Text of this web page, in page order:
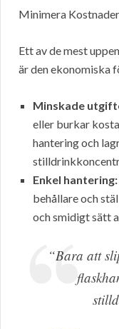
Minimera
Ett av de mest
är den ekonomiska
Minskade
eller burkar
hantering och
Enkel hantering:
behållare och
och smidigt sätt
“Bara att